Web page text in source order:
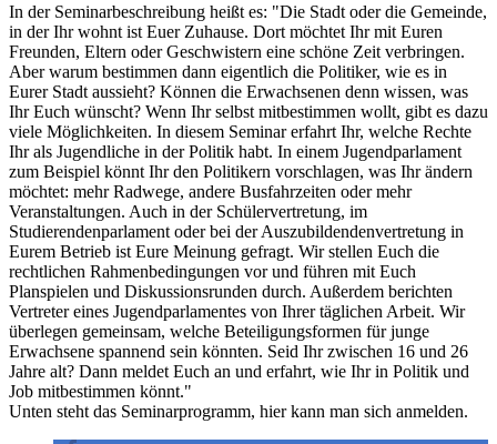
In der Seminarbeschreibung heißt es: "Die Stadt oder die Gemeinde,
in der Ihr wohnt ist Euer Zuhause. Dort möchtet Ihr mit Euren
Freunden, Eltern oder Geschwistern eine schöne Zeit verbringen.
Aber warum bestimmen dann eigentlich die Politiker, wie es in
Eurer Stadt aussieht? Können die Erwachsenen denn wissen, was
Ihr Euch wünscht? Wenn Ihr selbst mitbestimmen wollt, gibt es dazu
viele Möglichkeiten. In diesem Seminar erfahrt Ihr, welche Rechte
Ihr als Jugendliche in der Politik habt. In einem Jugendparlament
zum Beispiel könnt Ihr den Politikern vorschlagen, was Ihr ändern
möchtet: mehr Radwege, andere Busfahrzeiten oder mehr
Veranstaltungen. Auch in der Schülervertretung, im
Studierendenparlament oder bei der Auszubildendenvertretung in
Eurem Betrieb ist Eure Meinung gefragt. Wir stellen Euch die
rechtlichen Rahmenbedingungen vor und führen mit Euch
Planspielen und Diskussionsrunden durch. Außerdem berichten
Vertreter eines Jugendparlamentes von Ihrer täglichen Arbeit. Wir
überlegen gemeinsam, welche Beteiligungsformen für junge
Erwachsene spannend sein könnten. Seid Ihr zwischen 16 und 26
Jahre alt? Dann meldet Euch an und erfahrt, wie Ihr in Politik und
Job mitbestimmen könnt."
Unten steht das Seminarprogramm, hier kann man sich anmelden.